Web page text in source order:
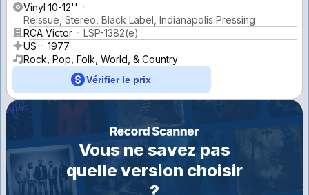
Vinyl 10-12''
Reissue, Stereo, Black Label, Indianapolis Pressing
RCA Victor
LSP-1382(e)
US
1977
Rock, Pop, Folk, World, & Country
Vérifier le prix
Vous ne savez pas
quelle version choisir